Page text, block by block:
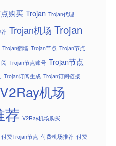
购买 Trojan Trojan代理
荐 Trojan机场 Trojan
Trojan翻墙 Trojan节点 Trojan节点
阅 Trojan节点账号 Trojan节点
Trojan订阅生成 Trojan订阅链接
V2Ray机场
荐 V2Ray机场购买
付费Trojan节点 付费机场推荐 付费